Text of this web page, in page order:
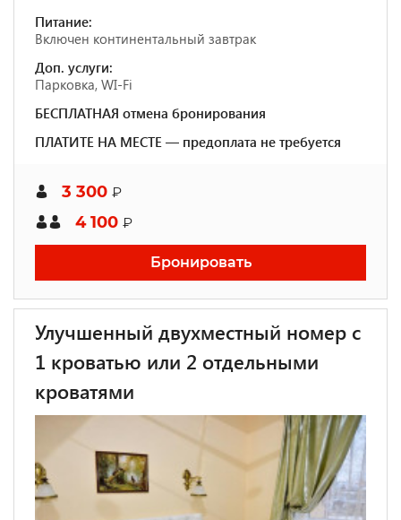
Питание:
Включен континентальный завтрак
Доп. услуги:
Парковка, WI-Fi
БЕСПЛАТНАЯ отмена бронирования
ПЛАТИТЕ НА МЕСТЕ — предоплата не требуется
3 300 ₽
4 100 ₽
Бронировать
Улучшенный двухместный номер с
1 кроватью или 2 отдельными
кроватями